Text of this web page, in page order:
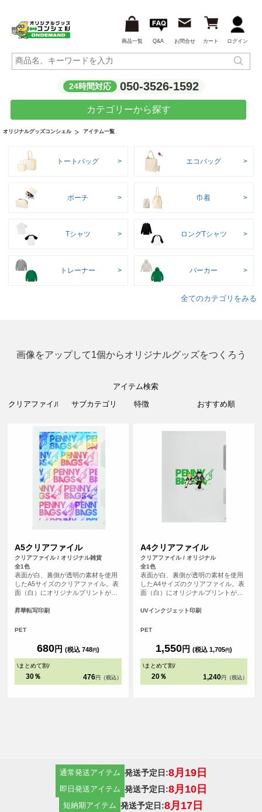
商品一覧 Q&A お問合せ カート ログイン
24時間対応 050-3526-1592
カテゴリーから探す
オリジナルグッズコンシェル アイテム一覧
トートバッグ エコバッグ
ポーチ 巾着
Tシャツ ロングTシャツ
トレーナー パーカー
全てのカテゴリをみる
画像をアップして1個からオリジナルグッズをつくろう
アイテム検索
A5クリアファイル
クリアファイル / オリジナル雑貨
全1色
表面が白、裏側が透明の素材を使用
したA5サイズのクリアファイル。表
面（白）にオリジナルプリントが可
シーンが限られることのないクリア
れること間違いなし！※こちらの印
デザインの白色部分は本体色となり
昇華転写印刷
PET
680円 (税込 748円)
\まとめて割/
30％ 476 円（税込）
A4クリアファイル
クリアファイル / オリジナル
全1色
表面が白、裏側が透明の素材を使用
したA4サイズのクリアファイル。表
面（白）にオリジナルプリントが可
シーンが限られることのないクリア
れること間違いなし！
UVインクジェット印刷
PET
1,550円 (税込 1,705円)
\まとめて割/
20％ 1,240 円（税込）
通常発送アイテム 発送予定日:8月19日
即日発送アイテム 発送予定日:8月10日
短納期アイテム 発送予定日:8月17日